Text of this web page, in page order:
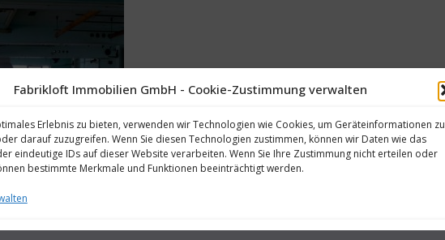
Fabrikloft Immobilien GmbH - Cookie-Zustimmung verwalten
Erlebnis zu bieten, verwenden wir Technologien wie Cookies, um Geräteinformationen zu
darauf zuzugreifen. Wenn Sie diesen Technologien zustimmen, können wir Daten wie das
eindeutige IDs auf dieser Website verarbeiten. Wenn Sie Ihre Zustimmung nicht erteilen oder
bestimmte Merkmale und Funktionen beeinträchtigt werden.